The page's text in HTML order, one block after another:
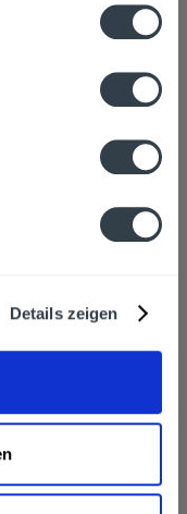
Details zeigen
1, PLZ,
gesättigte
folgenden